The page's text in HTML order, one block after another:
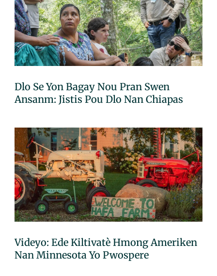
Dlo Se Yon Bagay Nou Pran Swen
Ansanm: Jistis Pou Dlo Nan Chiapas
Videyo: Ede Kiltivatè Hmong Ameriken
Nan Minnesota Yo Pwospere